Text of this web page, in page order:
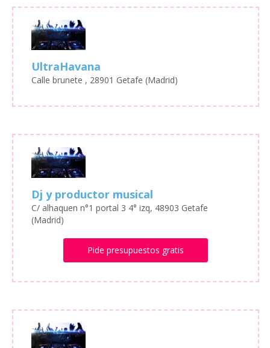
UltraHavana
Calle brunete , 28901 Getafe (Madrid)
Dj y productor musical
C/ alhaquen n°1 portal 3 4° izq, 48903 Getafe
(Madrid)
Pide presupuestos gratis